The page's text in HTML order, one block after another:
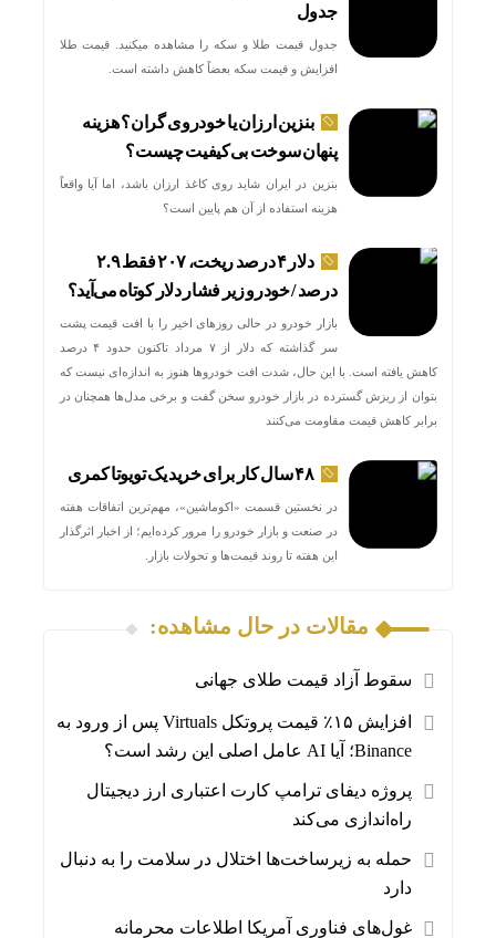
جدول
جدول قیمت طلا و سکه را مشاهده میکنید. قیمت‌ طلا
افزایش و قیمت سکه بعضاً کاهش داشته است.
بنزین ارزان یا خودروی گران؟ هزینه
پنهان سوخت بی‌کیفیت چیست؟
بنزین در ایران شاید روی کاغذ ارزان باشد، اما آیا واقعاً
هزینه استفاده از آن هم پایین است؟
دلار ۴ درصد ریخت، ۲۰۷ فقط ۲.۹
درصد / خودرو زیر فشار دلار کوتاه می‌آید؟
بازار خودرو در حالی روزهای اخیر را با افت قیمت پشت
سر گذاشته که دلار از ۷ مرداد تاکنون حدود ۴ درصد
کاهش یافته است. با این حال، شدت افت خودروها هنوز به اندازه‌ای نیست که
بتوان از ریزش گسترده در بازار خودرو سخن گفت و برخی مدل‌ها همچنان در
برابر کاهش قیمت مقاومت می‌کنند
۴۸ سال کار برای خرید یک تویوتا کمری
در نخستین قسمت «اکوماشین»، مهم‌ترین اتفاقات هفته
در صنعت و بازار خودرو را مرور کرده‌ایم؛ از اخبار اثرگذار
این هفته تا روند قیمت‌ها و تحولات بازار.
مقالات در حال مشاهده:
سقوط آزاد قیمت طلای جهانی
افزایش ۱۵٪ قیمت پروتکل Virtuals پس از ورود به
Binance؛ آیا AI عامل اصلی این رشد است؟
پروژه دیفای ترامپ کارت اعتباری ارز دیجیتال
راه‌اندازی می‌کند
حمله به زیرساخت‌ها اختلال در سلامت را به دنبال
دارد
غول‌های فناوری آمریکا اطلاعات محرمانه